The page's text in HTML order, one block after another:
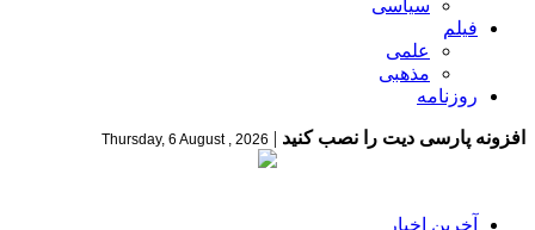
سیاسی
فیلم
علمی
مذهبی
روزنامه
افزونه پارسی دیت را نصب کنید |
Thursday, 6 August , 2026
آخرین اخبار